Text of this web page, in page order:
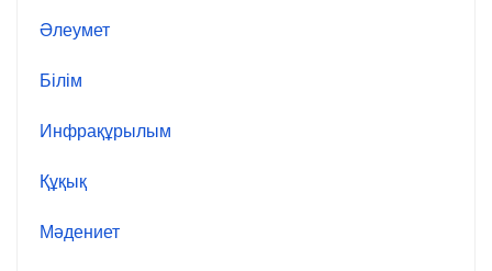
Әлеумет
Білім
Инфрақұрылым
Құқық
Мәдениет